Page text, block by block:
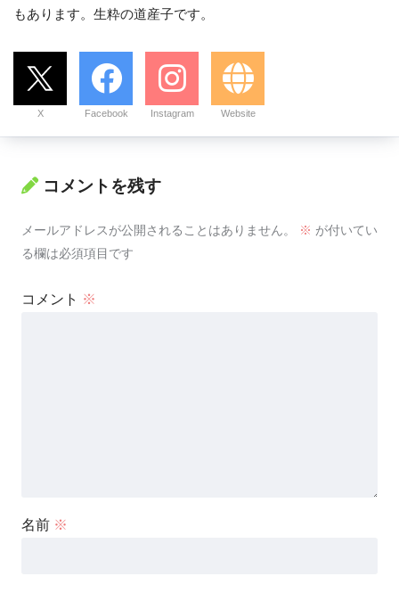
もあります。生粋の道産子です。
X Facebook Instagram Website
コメントを残す
メールアドレスが公開されることはありません。 ※ が付いてい
る欄は必須項目です
コメント ※
名前 ※